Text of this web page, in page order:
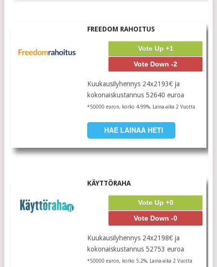
FREEDOM RAHOITUS
Vote Up +1
Vote Down -2
Kuukausilyhennys 24x2193€ ja
kokonaiskustannus 52640 euroa
*50000 euron, korko 4.99%, Laina-aika 2 Vuotta
HAE LAINAA HETI
KÄYTTÖRAHA
Vote Up +0
Vote Down -0
Kuukausilyhennys 24x2198€ ja
kokonaiskustannus 52753 euroa
*50000 euron, korko 5.2%, Laina-aika 2 Vuotta